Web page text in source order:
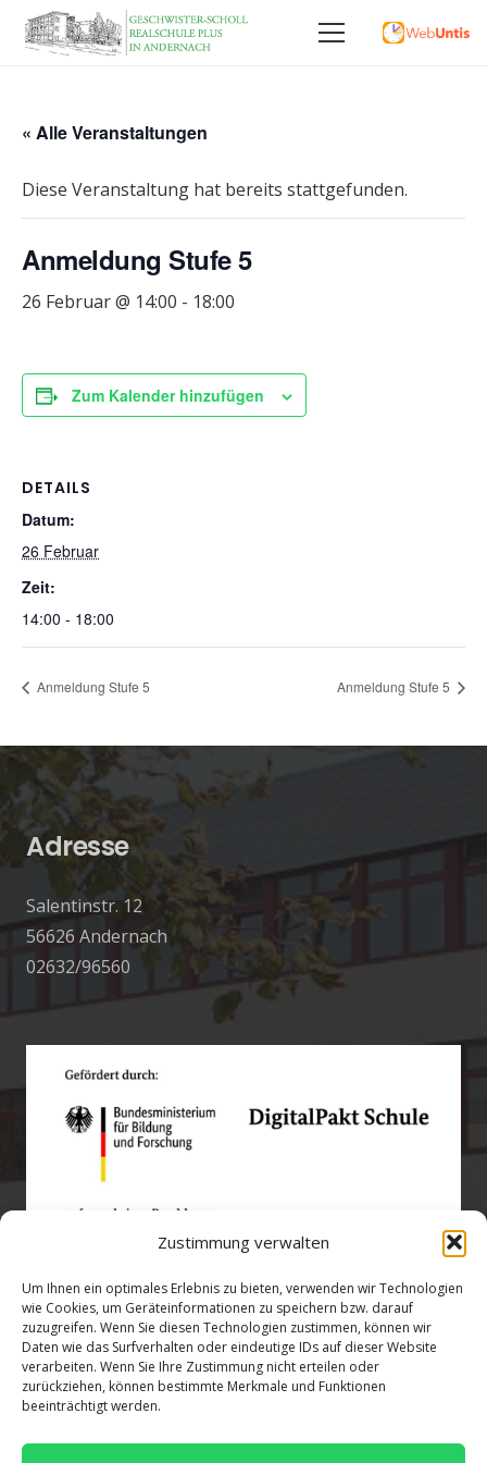
Zustimmung verwalten
Um Ihnen ein optimales Erlebnis zu bieten, verwenden wir Technologien
wie Cookies, um Geräteinformationen zu speichern bzw. darauf
zuzugreifen. Wenn Sie diesen Technologien zustimmen, können wir
Daten wie das Surfverhalten oder eindeutige IDs auf dieser Website
verarbeiten. Wenn Sie Ihre Zustimmung nicht erteilen oder
zurückziehen, können bestimmte Merkmale und Funktionen
beeinträchtigt werden.
« Alle Veranstaltungen
Diese Veranstaltung hat bereits stattgefunden.
Anmeldung Stufe 5
26 Februar @ 14:00 - 18:00
Zum Kalender hinzufügen
DETAILS
Datum:
26 Februar
Zeit:
14:00 - 18:00
Anmeldung Stufe 5 Anmeldung Stufe 5
Adresse
Salentinstr. 12
56626 Andernach
02632/96560
Öffnungszeiten